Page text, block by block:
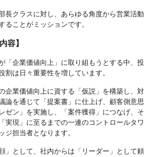
長クラスに対し、あらゆる角度から営業活動
ることがミッションです。
容】
「企業価値向上」に取り組もうとする中、投
割は日々重要性を増しています。
企業価値向上に資する「仮説」を構築し、対
論を通じて「提案書」に仕上げ、顧客側意思
ゼン」を実施し、「案件獲得」につなげ、そ
実現」に至るまでの一連のコントロールタワ
ジ担当者となります。
」として、社内からは「リーダー」として頼